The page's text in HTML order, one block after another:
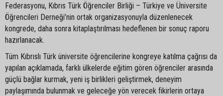
Federasyonu, Kıbrıs Türk Öğrenciler Birliği – Türkiye ve Üniversite
Öğrencileri Derneği’nin ortak organizasyonuyla düzenlenecek
kongrede, daha sonra kitaplaştırılması hedeflenen bir sonuç raporu
hazırlanacak.
Tüm Kıbrıslı Türk üniversite öğrencilerine kongreye katılma çağrısı da
yapılan açıklamada, farklı ülkelerde eğitim gören öğrenciler arasında
güçlü bağlar kurmak, yeni iş birlikleri geliştirmek, deneyim
paylaşımında bulunmak ve geleceğe yön verecek fikirlerin ortaya